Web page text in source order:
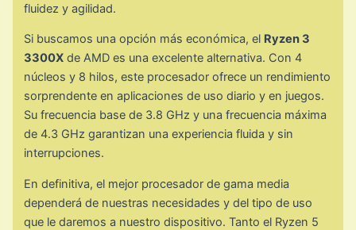
fluidez y agilidad.
Si buscamos una opción más económica, el Ryzen 3
3300X de AMD es una excelente alternativa. Con 4
núcleos y 8 hilos, este procesador ofrece un rendimiento
sorprendente en aplicaciones de uso diario y en juegos.
Su frecuencia base de 3.8 GHz y una frecuencia máxima
de 4.3 GHz garantizan una experiencia fluida y sin
interrupciones.
En definitiva, el mejor procesador de gama media
dependerá de nuestras necesidades y del tipo de uso
que le daremos a nuestro dispositivo. Tanto el Ryzen 5